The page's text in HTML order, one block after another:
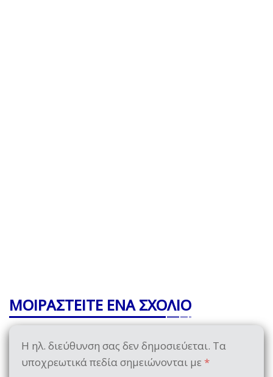
ΜΟΙΡΑΣΤΕΙΤΕ ΕΝΑ ΣΧΟΛΙΟ
Η ηλ. διεύθυνση σας δεν δημοσιεύεται. Τα
υποχρεωτικά πεδία σημειώνονται με *